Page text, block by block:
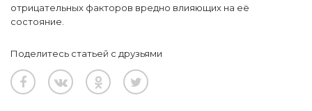
отрицательных факторов вредно влияющих на её
состояние.
Поделитесь статьей с друзьями